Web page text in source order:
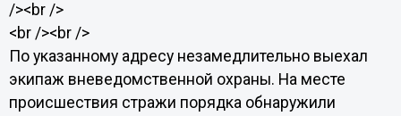
/><br />
<br /><br />
По указанному адресу незамедлительно выехал
экипаж вневедомственной охраны. На месте
происшествия стражи порядка обнаружили